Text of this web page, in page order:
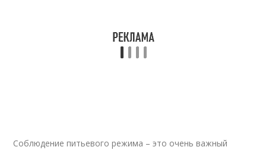
Соблюдение питьевого режима – это очень важный